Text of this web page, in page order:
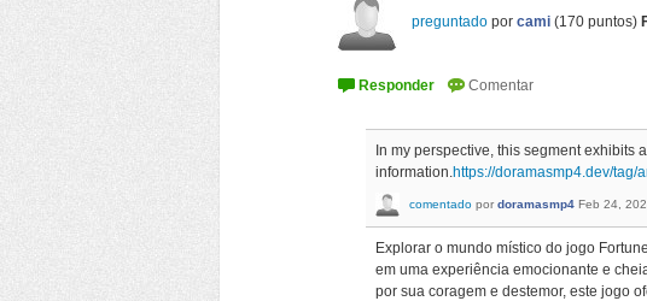
preguntado por cami (170 puntos)
In my perspective, this segment
information.https://doramasmp4.dev/tag/
comentado por doramasmp4 Feb 24,
Explorar o mundo místico do jogo
em uma experiência emocionante e
por sua coragem e destemor, este jogo